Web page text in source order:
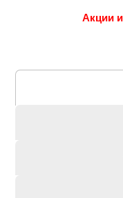
Акции